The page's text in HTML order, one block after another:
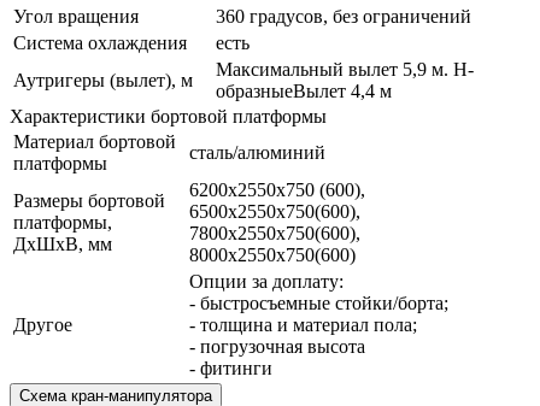
Угол вращения
360 градусов, без ограничений
Система охлаждения
есть
Аутригеры (вылет), м
Максимальный вылет 5,9 м. Н-
образныеВылет 4,4 м
Характеристики бортовой платформы
Материал бортовой
платформы
сталь/алюминий
Размеры бортовой
платформы,
ДхШхВ, мм
6200х2550х750 (600),
6500х2550х750(600),
7800х2550х750(600),
8000х2550х750(600)
Другое
Опции за доплату:
- быстросъемные стойки/борта;
- толщина и материал пола;
- погрузочная высота
- фитинги
Схема кран-манипулятора